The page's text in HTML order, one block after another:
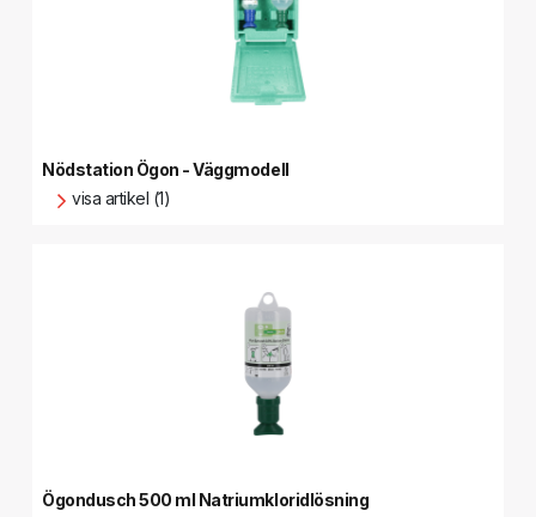
Nödstation Ögon - Väggmodell
visa artikel (1)
Ögondusch 500 ml Natriumkloridlösning